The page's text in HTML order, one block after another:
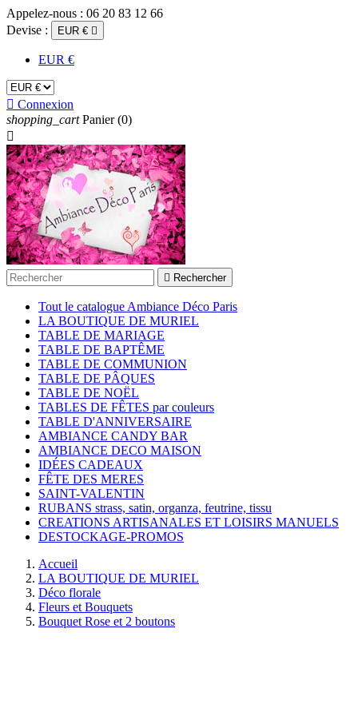
Appelez-nous : 06 20 83 12 66
Devise :
EUR € 
EUR €
 Connexion
shopping_cart Panier (0)

 Rechercher
Tout le catalogue Ambiance Déco Paris
LA BOUTIQUE DE MURIEL
TABLE DE MARIAGE
TABLE DE BAPTÊME
TABLE DE COMMUNION
TABLE DE PÂQUES
TABLE DE NOËL
TABLES DE FÊTES par couleurs
TABLE D'ANNIVERSAIRE
AMBIANCE CANDY BAR
AMBIANCE DECO MAISON
IDÉES CADEAUX
FÊTE DES MERES
SAINT-VALENTIN
RUBANS strass, satin, organza, feutrine, tissu
CREATIONS ARTISANALES ET LOISIRS MANUELS
DESTOCKAGE-PROMOS
Accueil
LA BOUTIQUE DE MURIEL
Déco florale
Fleurs et Bouquets
Bouquet Rose et 2 boutons